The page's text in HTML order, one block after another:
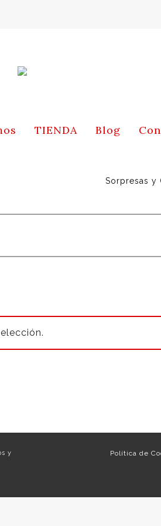
TIENDA Blog
Sorpresas y
y Política de